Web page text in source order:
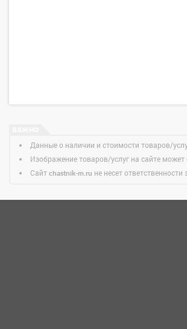
Данные о наличии и стоимости товаров/
Изображение товаров/услуг на сайте
Сайт chastnik-m.ru не несет